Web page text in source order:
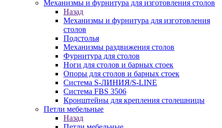
Механизмы и фурнитура для изготовления столов
Назад
Механизмы и фурнитура для изготовления
столов
Подстолья
Механизмы раздвижения столов
Фурнитура для столов
Ноги для столов и барных стоек
Опоры для столов и барных стоек
Система S-ЛИНИЯ/S-LINE
Система FBS 3506
Кронштейны для крепления столешницы
Петли мебельные
Назад